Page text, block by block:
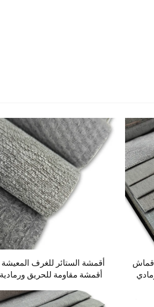
أقمشة الستائر للغرف
أقمشة مقاومة للحريق
قماش